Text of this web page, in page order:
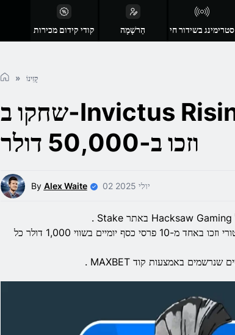
קודי קידום מכירות הַרשָׁמָה סטרימינג בשידור חי
קָזִינוֹ
שחקו ב-Invictus Rising ב- Stake
וזכו ב-50,000 דולר
By Alex Waite 02 יולי 2025
שחקו במכונת המזל החדשה בנושא היסטורי וזכו באחד מ-10 פרסי כסף יומיים בשווי 1,000 דולר כל